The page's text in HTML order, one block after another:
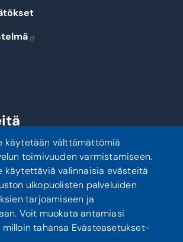
käytetään välttämättömiä
toimivuuden varmistamiseen.
käytettäviä valinnaisia evästeitä
ulkopuolisten palveluiden
tarjoamiseen ja
Voit muokata antamiasi
tahansa Evästeasetukset-